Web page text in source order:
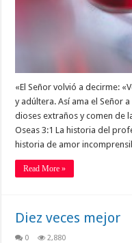
«El Señor volvió a decirme:
y adúltera. Así ama el Señor
dioses extraños y comen de
Oseas 3:1 La historia del
historia de amor
Read More »
Diez veces mejor
0 2,880